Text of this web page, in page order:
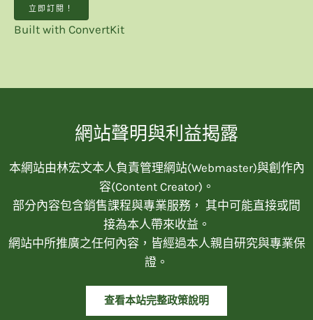
立即訂閱！
Built with ConvertKit
網站聲明與利益揭露
本網站由林宏文本人負責管理網站(Webmaster)與創作內
容(Content Creator)。
部分內容包含銷售課程與專業服務， 其中可能直接或間
接為本人帶來收益。
網站中所推廣之任何內容，皆經過本人親自研究與專業保
證。
查看本站完整政策說明